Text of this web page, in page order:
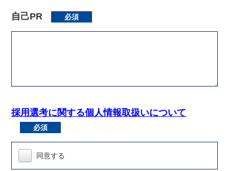
自己PR 必須
採用選考に関する個人情報取扱いについて
必須
同意する